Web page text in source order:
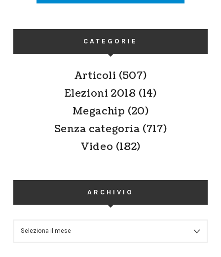
CATEGORIE
Articoli (507)
Elezioni 2018 (14)
Megachip (20)
Senza categoria (717)
Video (182)
ARCHIVIO